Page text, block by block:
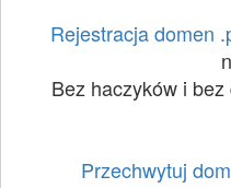
Rejestracja domen
Bez haczyków i
Przechwytuj